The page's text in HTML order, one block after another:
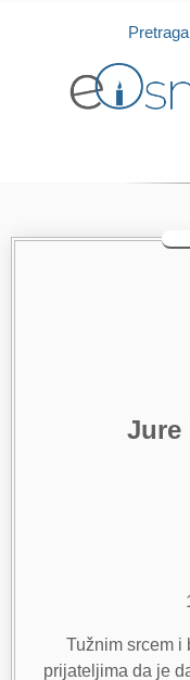
Isprobajte našu
Jure
Tužnim srcem i
prijateljima da je